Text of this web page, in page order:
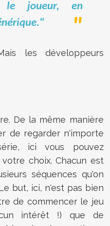
le joueur, en
les développeurs
De la même manière
de regarder n'importe
ici vous pouvez
choix. Chacun est
séquences qu'on
but, ici, n'est pas bien
de commencer le jeu
intérêt !) que de